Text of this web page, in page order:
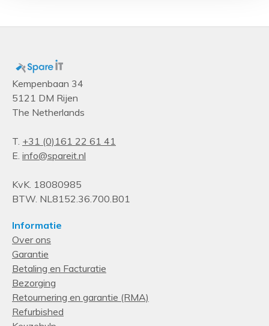
627 mm
483 mm
Minimale systeemeisen
Ondersteunt Linux
Ondersteunde server operating systems
Windows Server 2012, Windows Server 2012 R2
Prestatie
Ondersteunde netwerkprotocollen
Apparaatklasse
Kleine & middelgrote bedrijven
Design
Type behuizing
Rack (2U)
Kempenbaan 34
5121 DM Rijen
The Netherlands
T. +31 (0)161 22 61 41
E. info@spareit.nl
KvK. 18080985
BTW. NL8152.36.700.B01
Informatie
Over ons
Garantie
Betaling en Facturatie
Bezorging
Retournering en garantie (RMA)
Refurbished